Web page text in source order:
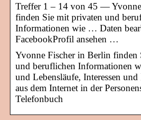
Treffer 1 – 14 von 45 —
finden Sie mit privaten und
Informationen wie … Daten
FacebookProfil ansehen …
Yvonne Fischer in Berlin finden
und beruflichen Informationen
und Lebensläufe, Interessen
aus dem Internet in der
Telefonbuch